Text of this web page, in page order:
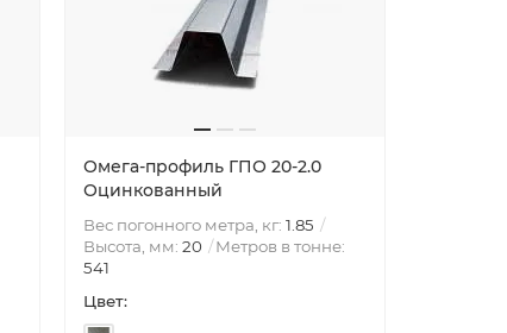
Омега-профиль ГПО 20-2.0
Оцинкованный
Вес погонного метра, кг: 1.85
Высота, мм: 20
Метров в тонне:
541
Цвет: